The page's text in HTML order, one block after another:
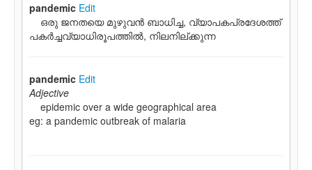
pandemic Edit
ഒരു ജനതയെ മുഴുവന്‍ ബാധിച്ച, വ്യാപകപ്രദേശത്ത്
പകര്‍ച്ചവ്യാധിരൂപത്തില്‍, നിലനില്ക്കുന്ന
pandemic Edit
Adjective
epidemic over a wide geographical area
eg: a pandemic outbreak of malaria